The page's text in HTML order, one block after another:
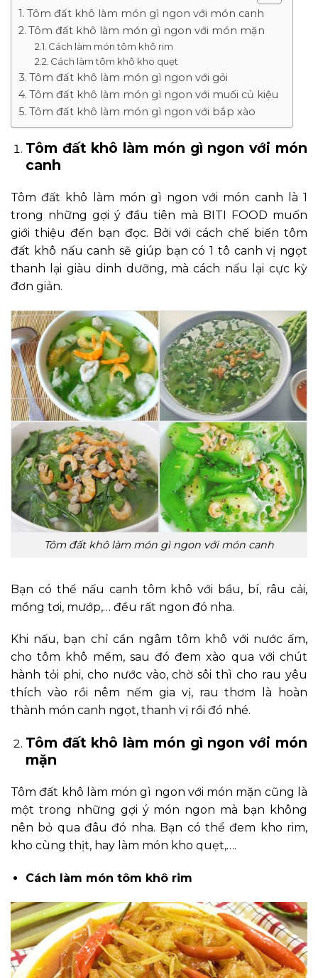
Tôm đất khô làm món gì ngon với món canh
Tôm đất khô làm món gì ngon với món mặn
Cách làm món tôm khô rim
Cách làm tôm khô kho quẹt
Tôm đất khô làm món gì ngon với gỏi
Tôm đất khô làm món gì ngon với muối củ kiệu
Tôm đất khô làm món gì ngon với bắp xào
Tôm đất khô làm món gì ngon với món
canh
Tôm đất khô làm món gì ngon với món canh là 1
trong những gợi ý đầu tiên mà BITI FOOD muốn
giới thiệu đến bạn đọc. Bởi với cách chế biến tôm
đất khô nấu canh sẽ giúp bạn có 1 tô canh vị ngọt
thanh lại giàu dinh dưỡng, mà cách nấu lại cực kỳ
đơn giản.
Tôm đất khô làm món gì ngon với món canh
Bạn có thể nấu canh tôm khô với bầu, bí, râu cải,
mồng tơi, mướp,… đều rất ngon đó nha.
Khi nấu, bạn chỉ cần ngâm tôm khô với nước ấm,
cho tôm khô mềm, sau đó đem xào qua với chút
hành tỏi phi, cho nước vào, chờ sôi thì cho rau yêu
thích vào rồi nêm nếm gia vị, rau thơm là hoàn
thành món canh ngọt, thanh vị rồi đó nhé.
Tôm đất khô làm món gì ngon với món
mặn
Tôm đất khô làm món gì ngon với món mặn cũng là
một trong những gợi ý món ngon mà bạn không
nên bỏ qua đâu đó nha. Bạn có thể đem kho rim,
kho cùng thịt, hay làm món kho quẹt,….
Cách làm món tôm khô rim